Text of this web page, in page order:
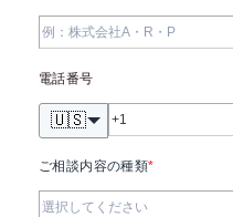
電話番号
🇺🇸
ご相談内容の種類*